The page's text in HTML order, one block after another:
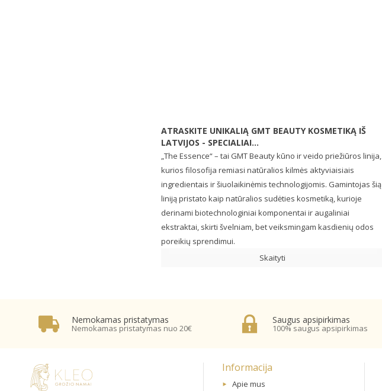
ATRASKITE UNIKALIĄ GMT BEAUTY KOSMETIKĄ IŠ
LATVIJOS - SPECIALIAI...
„The Essence“ – tai GMT Beauty kūno ir veido priežiūros linija,
kurios filosofija remiasi natūralios kilmės aktyviaisiais
ingredientais ir šiuolaikinėmis technologijomis. Gamintojas šią
liniją pristato kaip natūralios sudėties kosmetiką, kurioje
derinami biotechnologiniai komponentai ir augaliniai
ekstraktai, skirti švelniam, bet veiksmingam kasdienių odos
poreikių sprendimui.
Skaityti
Nemokamas pristatymas
Nemokamas pristatymas nuo 20€
Saugus apsipirkimas
100% saugus apsipirkimas
Informacija
Apie mus